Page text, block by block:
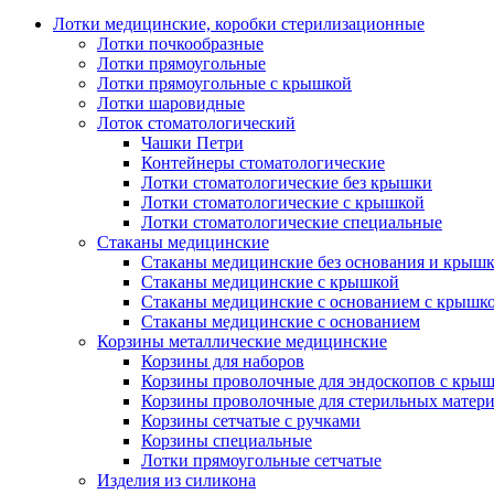
Лотки медицинские, коробки стерилизационные
Лотки почкообразные
Лотки прямоугольные
Лотки прямоугольные с крышкой
Лотки шаровидные
Лоток стоматологический
Чашки Петри
Контейнеры стоматологические
Лотки стоматологические без крышки
Лотки стоматологические с крышкой
Лотки стоматологические специальные
Стаканы медицинские
Стаканы медицинские без основания и
Стаканы медицинские с крышкой
Стаканы медицинские с основанием с
Стаканы медицинские с основанием
Корзины металлические медицинские
Корзины для наборов
Корзины проволочные для эндоскопов с
Корзины проволочные для стерильных
Корзины сетчатые с ручками
Корзины специальные
Лотки прямоугольные сетчатые
Изделия из силикона